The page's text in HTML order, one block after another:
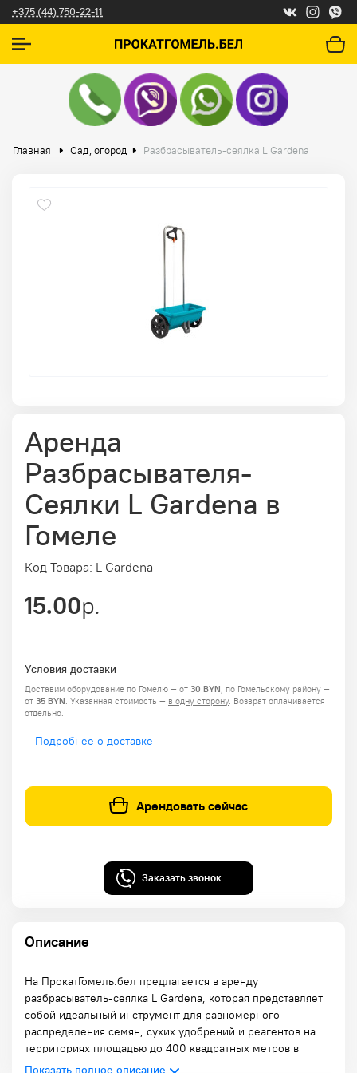
+375 (44) 750-22-11
Главная Сад, огород Разбрасыватель-сеялка L Gardena
Аренда
Разбрасывателя-
Сеялки L Gardena в
Гомеле
Код Товара: L Gardena
15.00р.
Условия доставки
Доставим оборудование по Гомелю — от 30 BYN, по Гомельскому району —
от 35 BYN. Указанная стоимость — в одну сторону. Возврат оплачивается
отдельно.
Подробнее о доставке
Арендовать сейчас
Заказать звонок
Описание
На ПрокатГомель.бел предлагается в аренду
разбрасыватель-сеялка L Gardena, которая представляет
собой идеальный инструмент для равномерного
распределения семян, сухих удобрений и реагентов на
территориях площадью до 400 квадратных метров в
Гомеле. Это устройство особенно полезно для обработки
Показать полное описание